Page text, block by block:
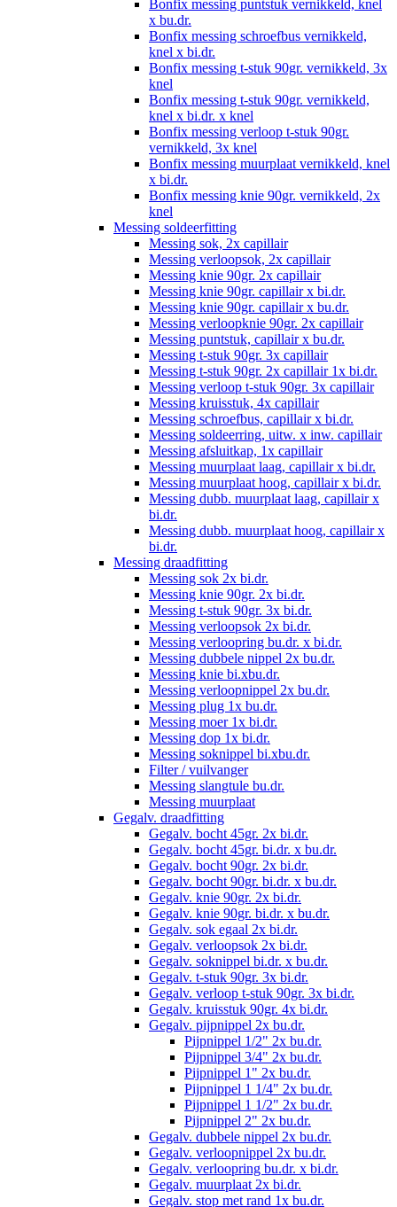
Bonfix messing puntstuk vernikkeld, knel
x bu.dr.
Bonfix messing schroefbus vernikkeld,
knel x bi.dr.
Bonfix messing t-stuk 90gr. vernikkeld, 3x
knel
Bonfix messing t-stuk 90gr. vernikkeld,
knel x bi.dr. x knel
Bonfix messing verloop t-stuk 90gr.
vernikkeld, 3x knel
Bonfix messing muurplaat vernikkeld, knel
x bi.dr.
Bonfix messing knie 90gr. vernikkeld, 2x
knel
Messing soldeerfitting
Messing sok, 2x capillair
Messing verloopsok, 2x capillair
Messing knie 90gr. 2x capillair
Messing knie 90gr. capillair x bi.dr.
Messing knie 90gr. capillair x bu.dr.
Messing verloopknie 90gr. 2x capillair
Messing puntstuk, capillair x bu.dr.
Messing t-stuk 90gr. 3x capillair
Messing t-stuk 90gr. 2x capillair 1x bi.dr.
Messing verloop t-stuk 90gr. 3x capillair
Messing kruisstuk, 4x capillair
Messing schroefbus, capillair x bi.dr.
Messing soldeerring, uitw. x inw. capillair
Messing afsluitkap, 1x capillair
Messing muurplaat laag, capillair x bi.dr.
Messing muurplaat hoog, capillair x bi.dr.
Messing dubb. muurplaat laag, capillair x
bi.dr.
Messing dubb. muurplaat hoog, capillair x
bi.dr.
Messing draadfitting
Messing sok 2x bi.dr.
Messing knie 90gr. 2x bi.dr.
Messing t-stuk 90gr. 3x bi.dr.
Messing verloopsok 2x bi.dr.
Messing verloopring bu.dr. x bi.dr.
Messing dubbele nippel 2x bu.dr.
Messing knie bi.xbu.dr.
Messing verloopnippel 2x bu.dr.
Messing plug 1x bu.dr.
Messing moer 1x bi.dr.
Messing dop 1x bi.dr.
Messing soknippel bi.xbu.dr.
Filter / vuilvanger
Messing slangtule bu.dr.
Messing muurplaat
Gegalv. draadfitting
Gegalv. bocht 45gr. 2x bi.dr.
Gegalv. bocht 45gr. bi.dr. x bu.dr.
Gegalv. bocht 90gr. 2x bi.dr.
Gegalv. bocht 90gr. bi.dr. x bu.dr.
Gegalv. knie 90gr. 2x bi.dr.
Gegalv. knie 90gr. bi.dr. x bu.dr.
Gegalv. sok egaal 2x bi.dr.
Gegalv. verloopsok 2x bi.dr.
Gegalv. soknippel bi.dr. x bu.dr.
Gegalv. t-stuk 90gr. 3x bi.dr.
Gegalv. verloop t-stuk 90gr. 3x bi.dr.
Gegalv. kruisstuk 90gr. 4x bi.dr.
Gegalv. pijpnippel 2x bu.dr.
Pijpnippel 1/2" 2x bu.dr.
Pijpnippel 3/4" 2x bu.dr.
Pijpnippel 1" 2x bu.dr.
Pijpnippel 1 1/4" 2x bu.dr.
Pijpnippel 1 1/2" 2x bu.dr.
Pijpnippel 2" 2x bu.dr.
Gegalv. dubbele nippel 2x bu.dr.
Gegalv. verloopnippel 2x bu.dr.
Gegalv. verloopring bu.dr. x bi.dr.
Gegalv. muurplaat 2x bi.dr.
Gegalv. stop met rand 1x bu.dr.